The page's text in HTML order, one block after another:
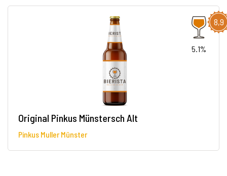
8,9
5.1%
Original Pinkus Münstersch Alt
Pinkus Muller Münster